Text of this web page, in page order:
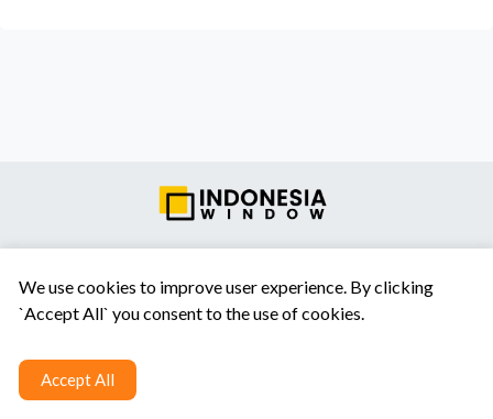
We use cookies to improve user experience. By clicking
`Accept All` you consent to the use of cookies.
Accept All